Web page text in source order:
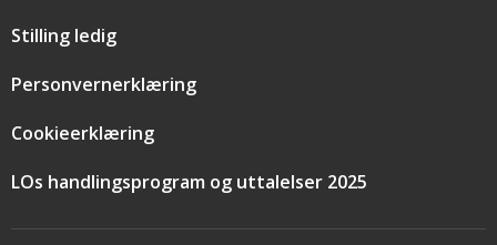
Stilling ledig
Personvernerklæring
Cookieerklæring
LOs handlingsprogram og uttalelser 2025